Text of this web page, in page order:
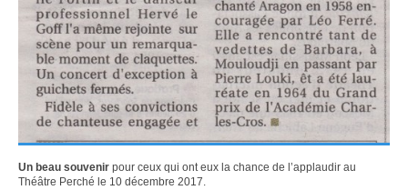
Un beau souvenir pour ceux qui ont eux la chance de l’applaudir au
Théâtre Perché le 10 décembre 2017.